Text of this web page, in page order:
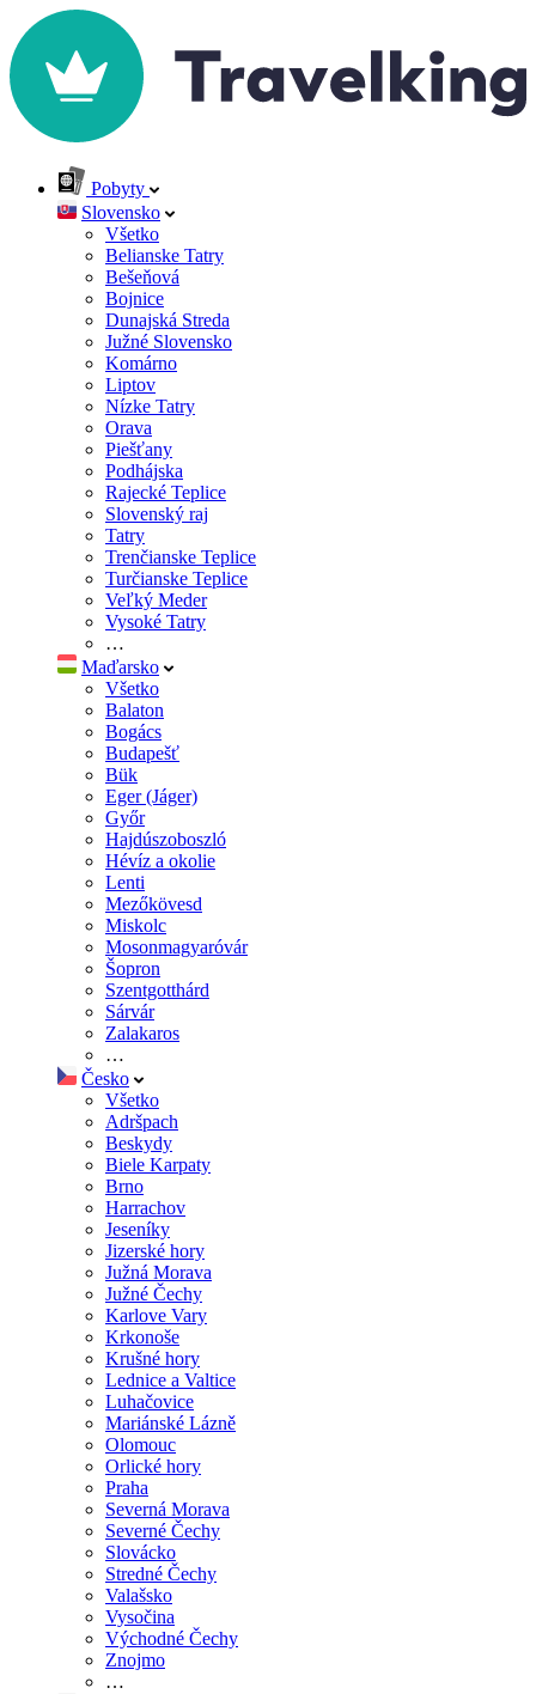
Pobyty
Slovensko
Všetko
Belianske Tatry
Bešeňová
Bojnice
Dunajská Streda
Južné Slovensko
Komárno
Liptov
Nízke Tatry
Orava
Piešťany
Podhájska
Rajecké Teplice
Slovenský raj
Tatry
Trenčianske Teplice
Turčianske Teplice
Veľký Meder
Vysoké Tatry
…
Maďarsko
Všetko
Balaton
Bogács
Budapešť
Bük
Eger (Jáger)
Győr
Hajdúszoboszló
Hévíz a okolie
Lenti
Mezőkövesd
Miskolc
Mosonmagyaróvár
Šopron
Szentgotthárd
Sárvár
Zalakaros
…
Česko
Všetko
Adršpach
Beskydy
Biele Karpaty
Brno
Harrachov
Jeseníky
Jizerské hory
Južná Morava
Južné Čechy
Karlove Vary
Krkonoše
Krušné hory
Lednice a Valtice
Luhačovice
Mariánské Lázně
Olomouc
Orlické hory
Praha
Severná Morava
Severné Čechy
Slovácko
Stredné Čechy
Valašsko
Vysočina
Východné Čechy
Znojmo
…